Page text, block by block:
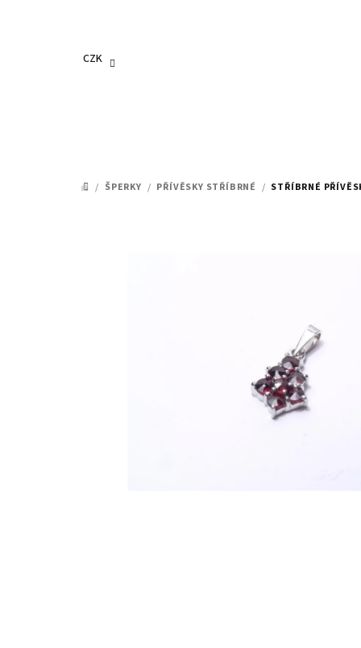
CZK
DOMŮ
/ ŠPERKY / PŘÍVĚSKY STŘÍBRNÉ / STŘÍBRNÉ